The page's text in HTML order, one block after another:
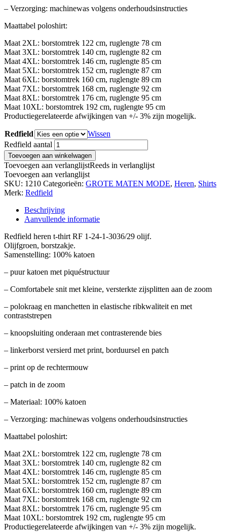
– Verzorging: machinewas volgens onderhoudsinstructies
Maattabel poloshirt:
Maat 2XL: borstomtrek 122 cm, ruglengte 78 cm
Maat 3XL: borstomtrek 140 cm, ruglengte 82 cm
Maat 4XL: borstomtrek 146 cm, ruglengte 85 cm
Maat 5XL: borstomtrek 152 cm, ruglengte 87 cm
Maat 6XL: borstomtrek 160 cm, ruglengte 89 cm
Maat 7XL: borstomtrek 168 cm, ruglengte 92 cm
Maat 8XL: borstomtrek 176 cm, ruglengte 95 cm
Maat 10XL: borstomtrek 192 cm, ruglengte 95 cm
Productiegerelateerde afwijkingen van +/- 3% zijn mogelijk.
Redfield
Wissen
Redfield aantal
Toevoegen aan winkelwagen
Toevoegen aan verlanglijstReeds in verlanglijst
Toevoegen aan verlanglijst
SKU: 1210 Categorieën: GROTE MATEN MODE, Heren, Shirts
Merk: Redfield
Beschrijving
Aanvullende informatie
Redfield heren t-thirt RF 1-24-1-3036/29 olijf.
Olijfgroen, borstzakje.
Samenstelling: 100% katoen
– puur katoen met piquéstructuur
– Comfortabele snit met kleine, versterkte zijsplitten aan de zoom
– polokraag en manchetten in elastische ribkwaliteit en met
contraststrepen
– knoopsluiting onderaan met contrasterende bies
– linkerborst versierd met print, borduursel en patch
– print op de rechtermouw
– patch in de zoom
– Materiaal: 100% katoen
– Verzorging: machinewas volgens onderhoudsinstructies
Maattabel poloshirt:
Maat 2XL: borstomtrek 122 cm, ruglengte 78 cm
Maat 3XL: borstomtrek 140 cm, ruglengte 82 cm
Maat 4XL: borstomtrek 146 cm, ruglengte 85 cm
Maat 5XL: borstomtrek 152 cm, ruglengte 87 cm
Maat 6XL: borstomtrek 160 cm, ruglengte 89 cm
Maat 7XL: borstomtrek 168 cm, ruglengte 92 cm
Maat 8XL: borstomtrek 176 cm, ruglengte 95 cm
Maat 10XL: borstomtrek 192 cm, ruglengte 95 cm
Productiegerelateerde afwijkingen van +/- 3% zijn mogelijk.